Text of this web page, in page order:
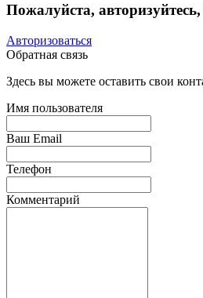
Пожалуйста,
Авторизоваться
Обратная связь
Здесь вы можете оставить свои
Имя пользователя
Ваш Email
Телефон
Комментарий